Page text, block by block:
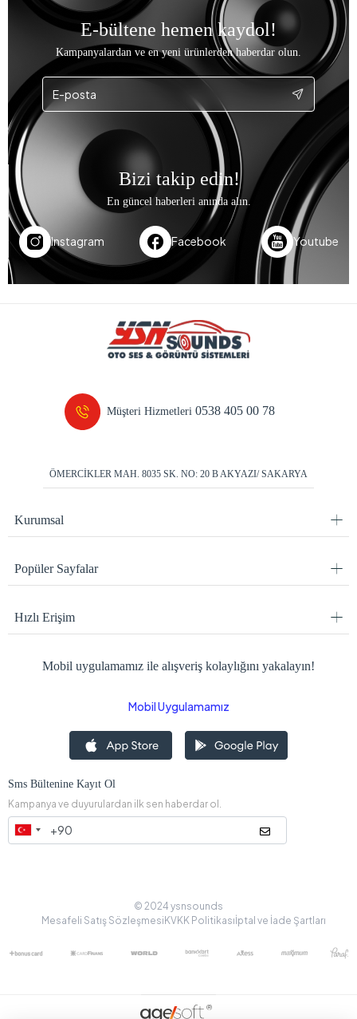
E-bültene hemen kaydol!
Kampanyalardan ve en yeni ürünlerden haberdar olun.
Bizi takip edin!
En güncel haberleri anında alın.
Instagram Facebook Youtube
Müşteri Hizmetleri0538 405 00 78
ÖMERCİKLER MAH. 8035 SK. NO: 20 B AKYAZI/ SAKARYA
Kurumsal
Popüler Sayfalar
Hızlı Erişim
Mobil uygulamamız ile alışveriş kolaylığını yakalayın!
Mobil Uygulamamız
Sms Bültenine Kayıt Ol
Kampanya ve duyurulardan ilk sen haberdar ol.
© 2024 ysnsounds
Mesafeli Satış Sözleşmesi KVKK Politikasıİptal ve İade Şartları